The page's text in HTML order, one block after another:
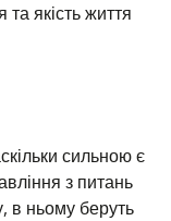
якість життя
сильною є
з питань
в ньому беруть